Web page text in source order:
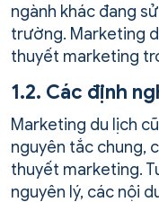
ngành khác đang
trường. Marketing
thuyết marketing
1.2. Các định
Marketing du lịch
nguyên tắc chung,
thuyết marketing.
nguyên lý, các nội